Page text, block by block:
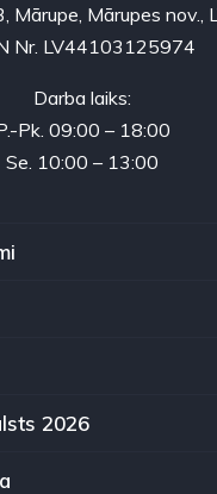
Mārupe, Mārupes nov.,
Nr. LV44103125974
Darba laiks:
Pk. 09:00 – 18:00
Se. 10:00 – 13:00
2026